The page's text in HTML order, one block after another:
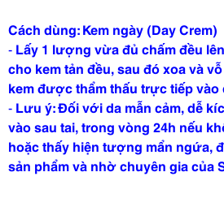
Cách dùng: Kem ngày (Day Crem)
- Lấy 1 lượng vừa đủ chấm đều
cho kem tản đều, sau đó xoa và
kem được thẩm thấu trực tiếp vào
- Lưu ý: Đối với da mẫn cảm, dễ
vào sau tai, trong vòng 24h nếu
hoặc thấy hiện tượng mẩn ngứa,
sản phẩm và nhờ chuyên gia của